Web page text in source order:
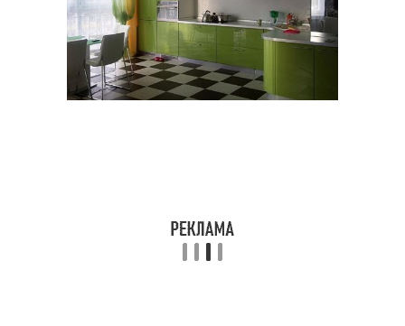
Кухни с золотыми Акценты в стиле
Кухни в бело-зеленых